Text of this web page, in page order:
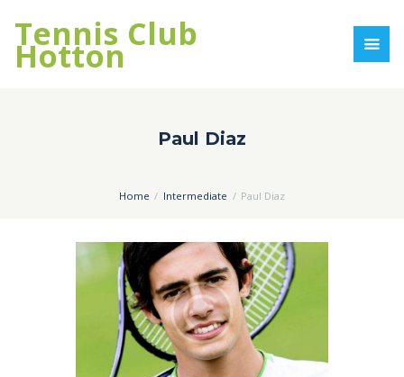
Tennis Club
Hotton
Paul Diaz
Home Intermediate Paul Diaz